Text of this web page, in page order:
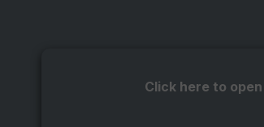
Click here to